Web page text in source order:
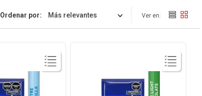
Ordenar por Más relevantes